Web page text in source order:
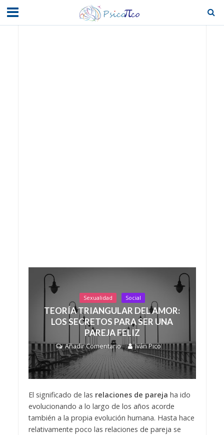
Sexualidad Social
TEORÍA TRIANGULAR DEL AMOR:
LOS SECRETOS PARA SER UNA
PAREJA FELIZ
Añadir Comentario Iván Pico
El significado de las relaciones de pareja ha ido
evolucionando a lo largo de los años acorde
también a la propia evolución humana. Hasta hace
relativamente poco las relaciones de pareja se